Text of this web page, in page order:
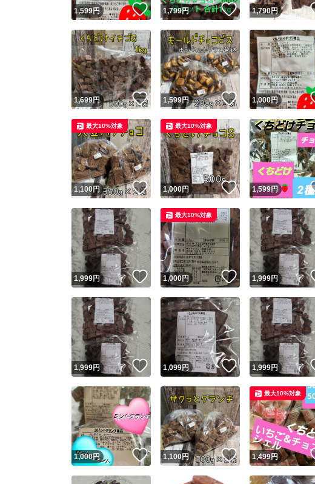
Yahoo!フリマが定め
安心取引出品者
安心取引出品者
取引実績
取引実績◯+
他フリマ実績◯+
スピード&安心発送
商品画像の
コピーは1商
1,599円 いいね！
1,799円 いいね！
1,790円
1,699円 いいね！
1,599円 いいね！
1,000円
1,100円 いいね！
最大10%対象
1,000円 いいね！
最大10%対象
1,599円
1,999円 いいね！
1,000円 いいね！
最大10%対象
1,999円
1,999円 いいね！
1,099円 いいね！
1,999円
1,000円 いいね！
1,100円 いいね！
1,499円
最大10%対象